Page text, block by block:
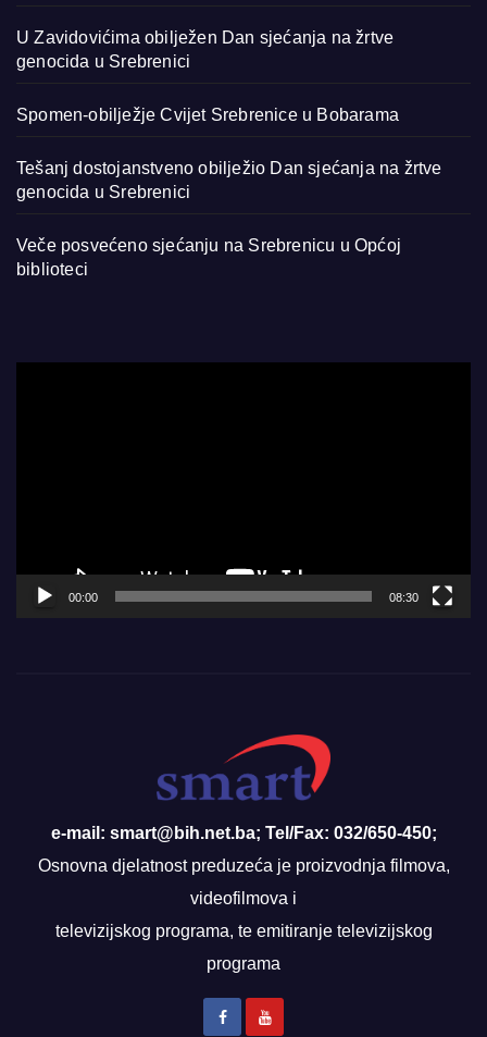
U Zavidovićima obilježen Dan sjećanja na žrtve
genocida u Srebrenici
Spomen-obilježje Cvijet Srebrenice u Bobarama
Tešanj dostojanstveno obilježio Dan sjećanja na žrtve
genocida u Srebrenici
Veče posvećeno sjećanju na Srebrenicu u Općoj
biblioteci
00:00 08:30
e-mail: smart@bih.net.ba; Tel/Fax: 032/650-450;
Osnovna djelatnost preduzeća je proizvodnja filmova,
videofilmova i
televizijskog programa, te emitiranje televizijskog
programa